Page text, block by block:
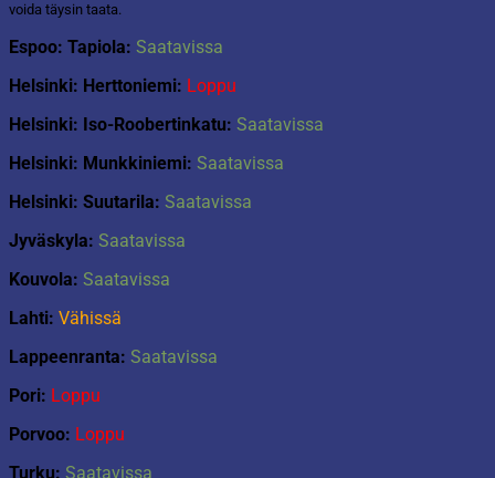
voida täysin taata.
Espoo: Tapiola: Saatavissa
Helsinki: Herttoniemi: Loppu
Helsinki: Iso-Roobertinkatu: Saatavissa
Helsinki: Munkkiniemi: Saatavissa
Helsinki: Suutarila: Saatavissa
Jyväskyla: Saatavissa
Kouvola: Saatavissa
Lahti: Vähissä
Lappeenranta: Saatavissa
Pori: Loppu
Porvoo: Loppu
Turku: Saatavissa